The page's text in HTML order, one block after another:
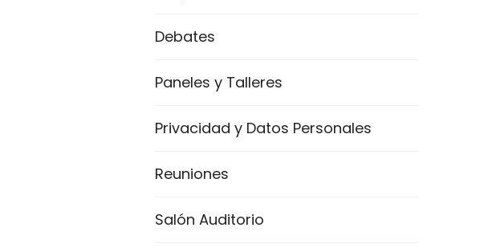
Debates
Paneles y Talleres
Privacidad y Datos Personales
Reuniones
Salón Auditorio